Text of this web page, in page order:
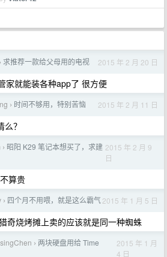
› 求推荐一款给父母用的电视 2015 年 2 月 20 日
家就能装各种app了 很方便
› 时间不够用，特别苦恼 2015 年 2 月 11 日
？
› 昭阳 K29 笔记本想买了，求建 2015 年 2 月 9
日
算贵
› 四个月不用喂，就是这么霸气2015 年 1 月 5 日
奇烧烤摊上卖的应该就是同一种蜘蛛
› 两块硬盘用给 Time
2015 年 1 月
4 日